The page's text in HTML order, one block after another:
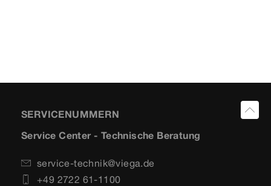
SERVICENUMMERN
Service Center - Technische Beratung
service-technik@viega.de
+49 2722 61-1100